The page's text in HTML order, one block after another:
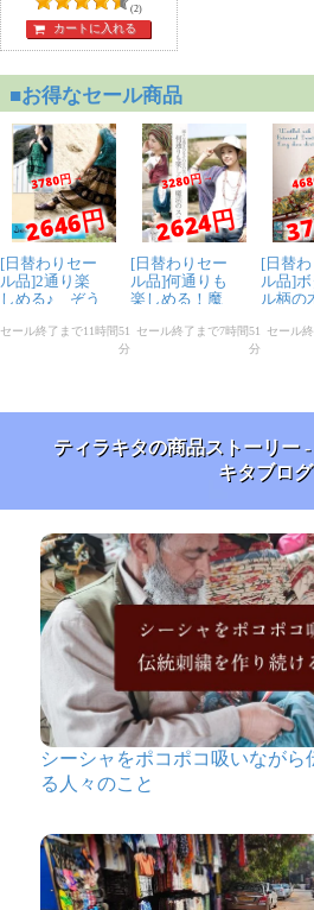
(2)
カートに入れる
ティラキタの商品ストーリー
キタブログ
シーシャをポコポコ吸いながら
る人々のこと